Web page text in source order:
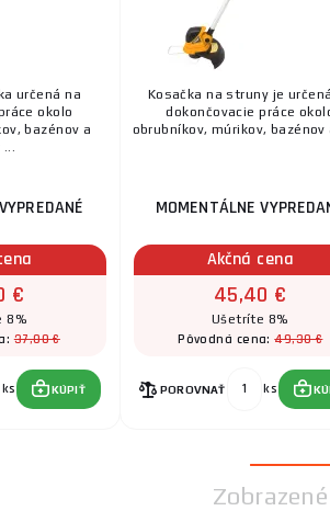
kosačky zakúpené u nás ponúkame
určená na
okolo
bazénov a
...
€
8%
37,00 €
ks KÚPIŤ
Kosačka na struny je
dokončovacie práce
obrubníkov, múrikov, bazénov
MOMENTÁLNE
Akčná cena
45,40 €
Ušetríte 8%
Pôvodná cena:49,30 €
POROVNAŤ ks
Zobrazené